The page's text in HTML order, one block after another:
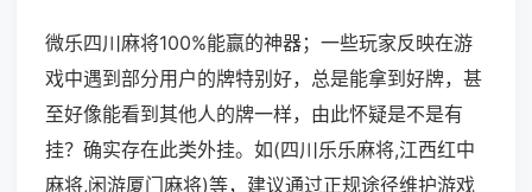
微乐四川麻将100%能赢的神器；一些玩家反映在游
戏中遇到部分用户的牌特别好，总是能拿到好牌，甚
至好像能看到其他人的牌一样，由此怀疑是不是有
挂？确实存在此类外挂。如(四川乐乐麻将,江西红中
麻将,闲游厦门麻将)等，建议通过正规途径维护游戏